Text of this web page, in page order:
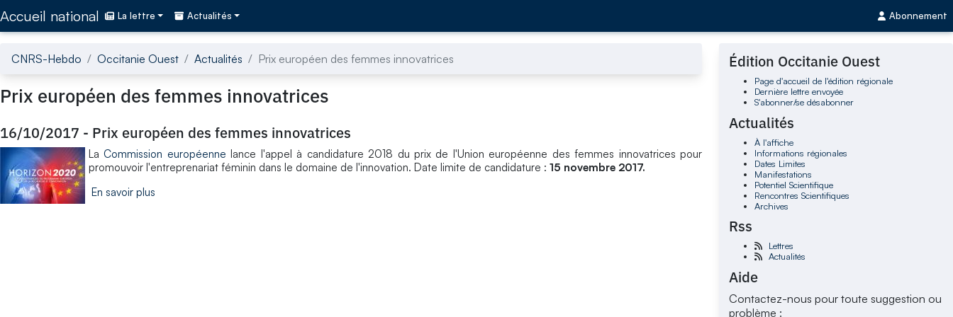
Accueil national La lettre Actualités Abonnement
CNRS-Hebdo Occitanie Ouest Actualités Prix européen des femmes innovatrices
Prix européen des femmes innovatrices
16/10/2017 - Prix européen des femmes innovatrices
La Commission européenne lance l'appel à candidature 2018 du prix de l'Union européenne des femmes innovatrices pour
promouvoir l'entreprenariat féminin dans le domaine de l'innovation. Date limite de candidature : 15 novembre 2017.
En savoir plus
Édition Occitanie Ouest
Page d'accueil de l'édition régionale
Dernière lettre envoyée
S'abonner/se désabonner
Actualités
À l'affiche
Informations régionales
Dates Limites
Manifestations
Potentiel Scientifique
Rencontres Scientifiques
Archives
Rss
Lettres
Actualités
Aide
Contactez-nous pour toute suggestion ou
problème :